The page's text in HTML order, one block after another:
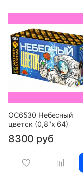
ОС6530 Небесный
цветок (0,8"х 64)
8300 руб